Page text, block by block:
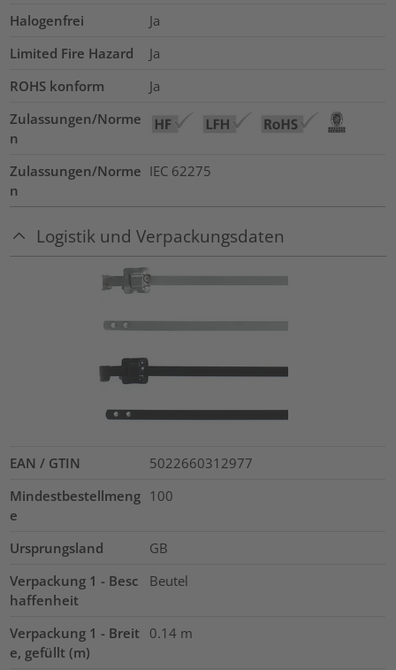
Halogenfrei
Ja
Limited Fire Hazard
Ja
ROHS konform
Ja
Zulassungen/Norme
n
Zulassungen/Norme
n
IEC 62275
Logistik und Verpackungsdaten
EAN / GTIN
5022660312977
Mindestbestellmeng
e
100
Ursprungsland
GB
Verpackung 1 - Besc
haffenheit
Beutel
Verpackung 1 - Breit
e, gefüllt (m)
0.14 m